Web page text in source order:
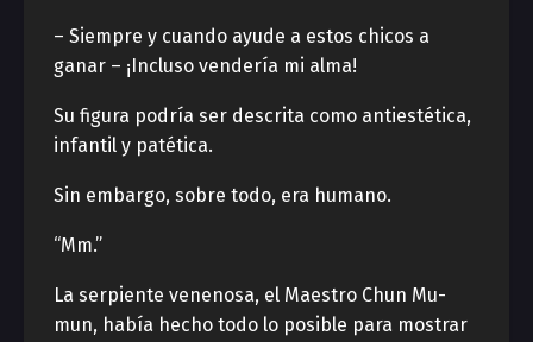
– Siempre y cuando ayude a estos chicos a
ganar – ¡Incluso vendería mi alma!
Su figura podría ser descrita como antiestética,
infantil y patética.
Sin embargo, sobre todo, era humano.
“Mm.”
La serpiente venenosa, el Maestro Chun Mu-
mun, había hecho todo lo posible para mostrar